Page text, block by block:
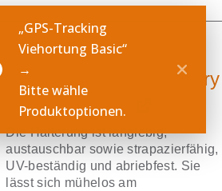
Halterung für GPS-
Tracker Akku und Battery
Standard LTE
Die Halterung ist langlebig,
austauschbar sowie strapazierfähig,
UV-beständig und abriebfest. Sie
lässt sich mühelos am
„GPS-Tracking
Viehortung Basic“
→
Bitte wähle
Produktoptionen.